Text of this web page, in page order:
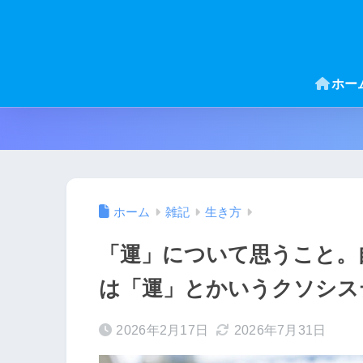
ホー
ホーム 雑記 生き方
「運」について思うこと
は「運」とかいうクソシ
2026年2月17日 2026年7月31日